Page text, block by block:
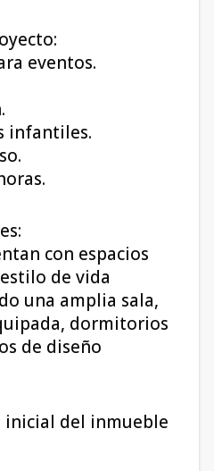
eventos.
con espacios
de vida
una amplia sala,
dormitorios
de diseño
inicial del inmueble